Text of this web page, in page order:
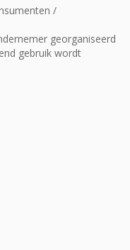
/
georganiseerd
gebruik wordt